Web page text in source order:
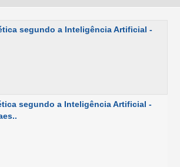
segundo a Inteligência Artificial -
segundo a Inteligência Artificial -